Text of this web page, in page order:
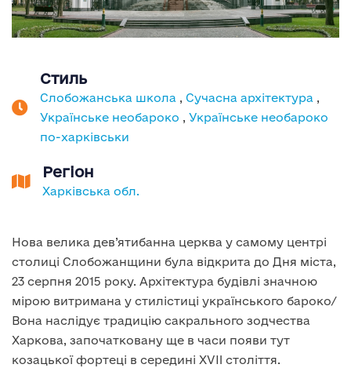
Стиль
Слобожанська школа , Сучасна архітектура ,
Українське необароко , Українське необароко
по-харківськи
Регіон
Харківська обл.
Нова велика дев’ятибанна церква у самому центрі
столиці Слобожанщини була відкрита до Дня міста,
23 серпня 2015 року. Архітектура будівлі значною
мірою витримана у стилістиці українського бароко/
Вона наслідує традицію сакрального зодчества
Харкова, започатковану ще в часи появи тут
козацької фортеці в середині XVII століття.